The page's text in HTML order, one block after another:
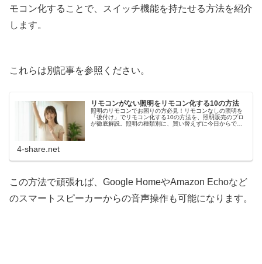
モコン化することで、スイッチ機能を持たせる方法を紹介
します。
これらは別記事を参照ください。
リモコンがない照明をリモコン化する10の方法
照明のリモコンでお困りの方必見！リモコンなしの照明を
「後付け」でリモコン化する10の方法を、照明販売のプロ
が徹底解説。照明の種類別に、買い替えずに今日からでき
4-share.net
この方法で頑張れば、Google HomeやAmazon Echoなど
のスマートスピーカーからの音声操作も可能になります。